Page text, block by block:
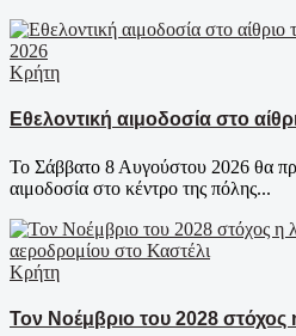
Κρήτη
Εθελοντική αιμοδοσία στο
Το Σάββατο 8 Αυγούστου 2026 θα
αιμοδοσία στο κέντρο της πόλης...
Κρήτη
Τον Νοέμβριο του 2028 στόχος